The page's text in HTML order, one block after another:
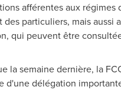
afférentes aux régimes
des particuliers, mais aussi
qui peuvent être
la semaine dernière, la
d'une délégation